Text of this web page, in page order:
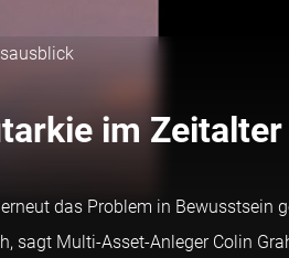
im
das Problem in
sagt Multi-Asset-Anleger Colin